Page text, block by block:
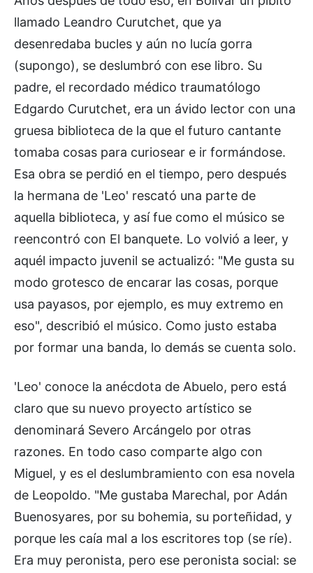
llamado Leandro Curutchet, que ya
desenredaba bucles y aún no lucía gorra
(supongo), se deslumbró con ese libro. Su
padre, el recordado médico traumatólogo
Edgardo Curutchet, era un ávido lector con una
gruesa biblioteca de la que el futuro cantante
tomaba cosas para curiosear e ir formándose.
Esa obra se perdió en el tiempo, pero después
la hermana de 'Leo' rescató una parte de
aquella biblioteca, y así fue como el músico se
reencontró con El banquete. Lo volvió a leer, y
aquél impacto juvenil se actualizó: "Me gusta su
modo grotesco de encarar las cosas, porque
usa payasos, por ejemplo, es muy extremo en
eso", describió el músico. Como justo estaba
por formar una banda, lo demás se cuenta solo.
'Leo' conoce la anécdota de Abuelo, pero está
claro que su nuevo proyecto artístico se
denominará Severo Arcángelo por otras
razones. En todo caso comparte algo con
Miguel, y es el deslumbramiento con esa novela
de Leopoldo. "Me gustaba Marechal, por Adán
Buenosyares, por su bohemia, su porteñidad, y
porque les caía mal a los escritores top (se ríe).
Era muy peronista, pero ese peronista social: se